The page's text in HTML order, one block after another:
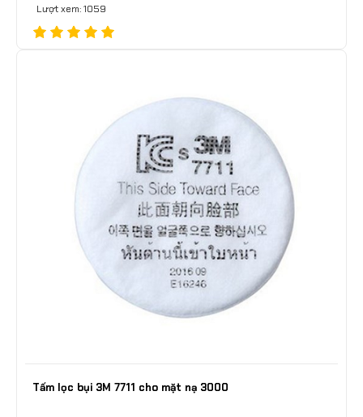
Lượt xem: 1059
Tấm lọc bụi 3M 7711 cho mặt nạ 3000